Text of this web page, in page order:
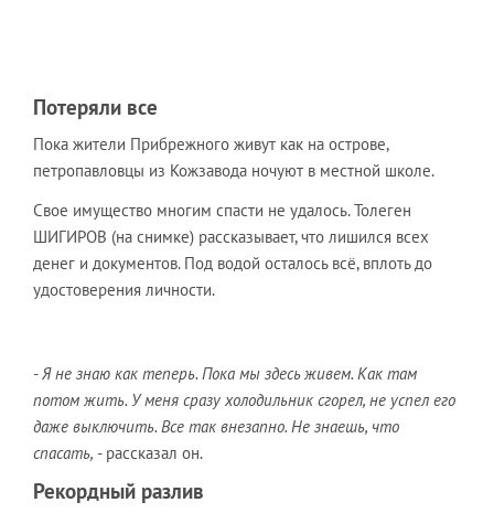
Потеряли все
Пока жители Прибрежного живут как на острове,
петропавловцы из Кожзавода ночуют в местной школе.
Свое имущество многим спасти не удалось. Толеген
ШИГИРОВ (на снимке) рассказывает, что лишился всех
денег и документов. Под водой осталось всё, вплоть до
удостоверения личности.
- Я не знаю как теперь. Пока мы здесь живем. Как там
потом жить. У меня сразу холодильник сгорел, не успел его
даже выключить. Все так внезапно. Не знаешь, что
спасать, - рассказал он.
Рекордный разлив